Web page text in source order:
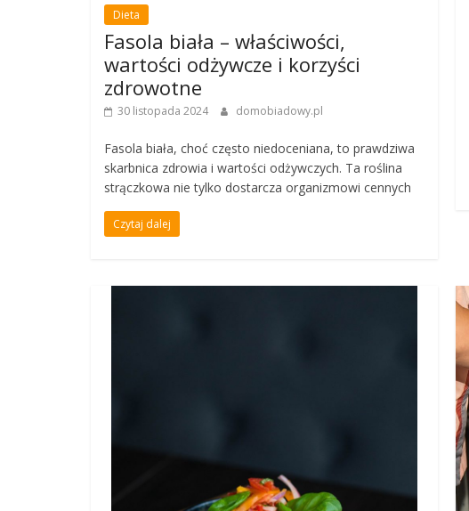
Dieta
Fasola biała – właściwości,
wartości odżywcze i korzyści
zdrowotne
30 listopada 2024 domobiadowy.pl
Fasola biała, choć często niedoceniana, to prawdziwa
skarbnica zdrowia i wartości odżywczych. Ta roślina
strączkowa nie tylko dostarcza organizmowi cennych
Czytaj dalej